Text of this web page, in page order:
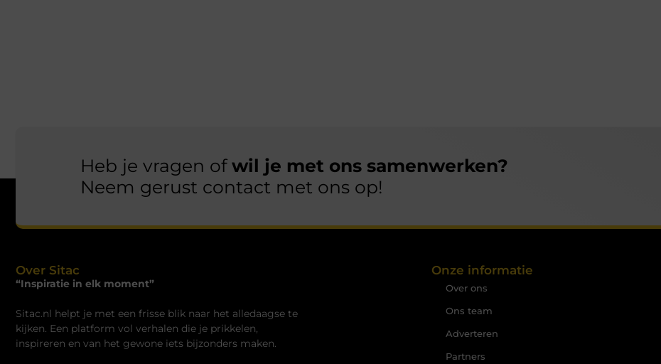
Heb je vragen ofwil je met ons samenwerken?
Neem gerust contact met ons op!
Over Sitac
“Inspiratie in elk moment”
Sitac.nl helpt je met een frisse blik naar het alledaagse te
kijken. Een platform vol verhalen die je prikkelen,
inspireren en van het gewone iets bijzonders maken.
Onze informatie
Over ons
Ons team
Adverteren
Partners